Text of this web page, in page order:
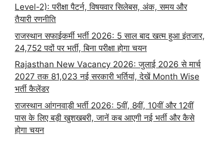
Level-2): परीक्षा पैटर्न, विषयवार सिलेबस, अंक, समय और
तैयारी रणनीति
राजस्थान सफाईकर्मी भर्ती 2026: 5 साल बाद खत्म हुआ इंतजार,
24,752 पदों पर भर्ती, बिना परीक्षा होगा चयन
Rajasthan New Vacancy 2026: जुलाई 2026 से मार्च
2027 तक 81,023 नई सरकारी भर्तियां, देखें Month Wise
भर्ती कैलेंडर
राजस्थान आंगनवाड़ी भर्ती 2026: 5वीं, 8वीं, 10वीं और 12वीं
पास के लिए बड़ी खुशखबरी, जानें कब आएगी नई भर्ती और कैसे
होगा चयन